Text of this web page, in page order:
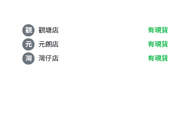
觀 觀塘店
有現貨
元 元朗店
有現貨
灣 灣仔店
有現貨